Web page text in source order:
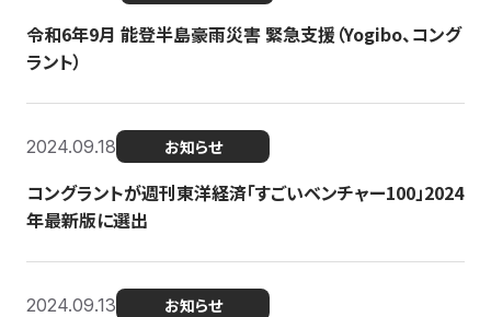
令和6年9月 能登半島豪雨災害 緊急支援（Yogibo、コング
ラント）
2024.09.18 お知らせ
コングラントが週刊東洋経済「すごいベンチャー100」2024
年最新版に選出
2024.09.13 お知らせ